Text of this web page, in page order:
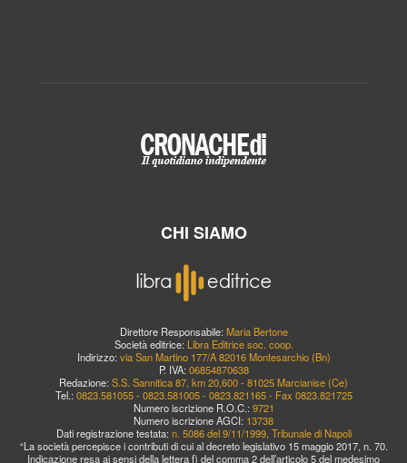
CHI SIAMO
Direttore Responsabile: Maria Bertone
Società editrice: Libra Editrice soc. coop.
Indirizzo: via San Martino 177/A 82016 Montesarchio (Bn)
P. IVA: 06854870638
Redazione: S.S. Sannitica 87, km 20,600 - 81025 Marcianise (Ce)
Tel.: 0823.581055 - 0823.581005 - 0823.821165 - Fax 0823.821725
Numero iscrizione R.O.C.: 9721
Numero iscrizione AGCI: 13738
Dati registrazione testata: n. 5086 del 9/11/1999, Tribunale di Napoli
“La società percepisce i contributi di cui al decreto legislativo 15 maggio 2017, n. 70.
Indicazione resa ai sensi della lettera f) del comma 2 dell’articolo 5 del medesimo